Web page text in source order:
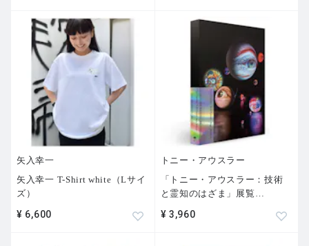
矢入幸一
矢入幸一 T-Shirt white（Lサイ
ズ）
¥ 6,600
トニー・アウスラー
「トニー・アウスラー：技術
と霊知のはざま」展覧 …
¥ 3,960